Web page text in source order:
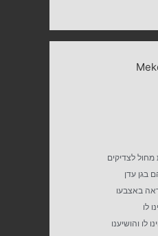
לצדיקים
בגן עדן
באצבעו
לו
לו והושיענו